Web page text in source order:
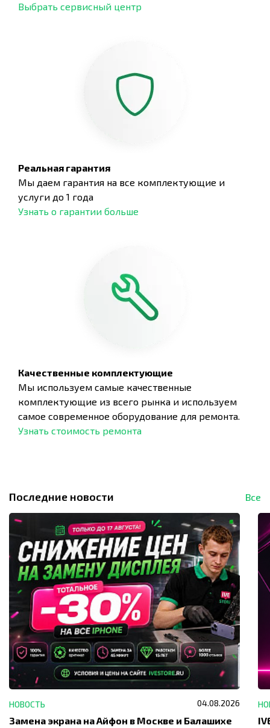
Выбрать сервисный центр
Реальная гарантия
Мы даем гарантия на все комплектующие и
услуги до 1 года
Узнать о гарантии больше
Качественные комплектующие
Мы используем самые качественные
комплектующие из всего рынка и используем
самое современное оборудование для ремонта.
Узнать стоимость ремонта
Последние новости Все
НОВОСТЬ 04.08.2026
Замена экрана на Айфон в Москве и Балашихе